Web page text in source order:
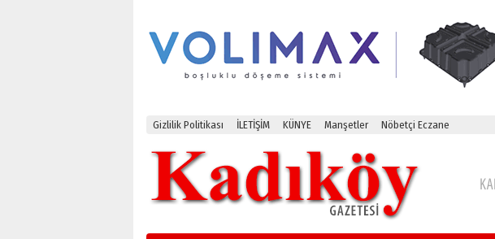
Gizlilik Politikası İLETİŞİM KÜNYE Manşetler Nöbetçi Eczane